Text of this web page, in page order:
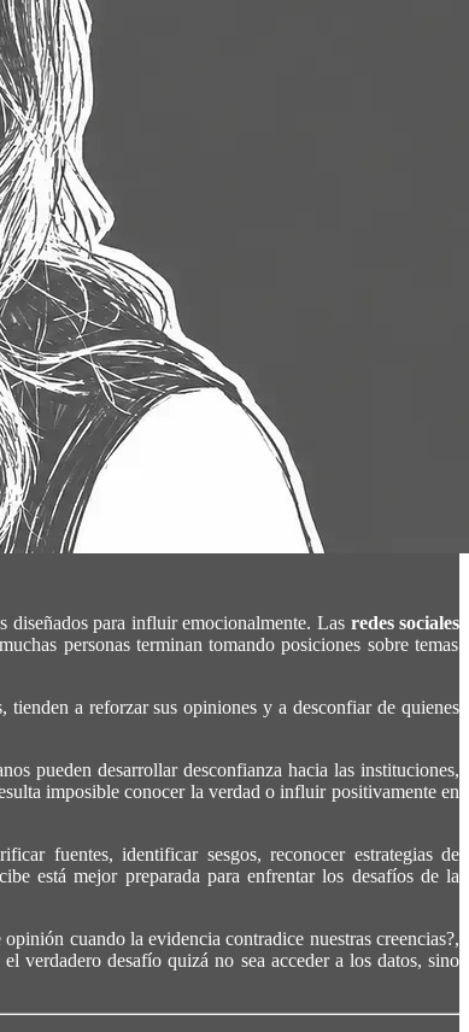
para influir emocionalmente. Las redes sociales
personas terminan tomando posiciones sobre temas
a reforzar sus opiniones y a desconfiar de quienes
pueden desarrollar desconfianza hacia las instituciones,
imposible conocer la verdad o influir positivamente en
fuentes, identificar sesgos, reconocer estrategias de
está mejor preparada para enfrentar los desafíos de la
cuando la evidencia contradice nuestras creencias?,
verdadero desafío quizá no sea acceder a los datos, sino